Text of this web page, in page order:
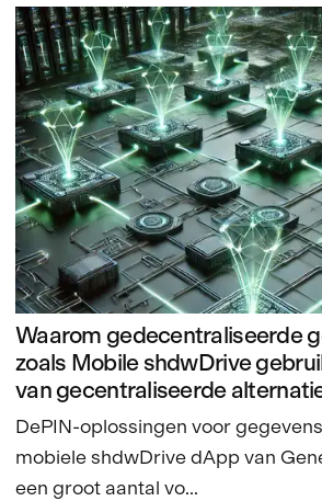
Waarom gedecentraliseerde
zoals Mobile shdwDrive
van gecentraliseerde
DePIN-oplossingen voor
mobiele shdwDrive dApp van
een groot aantal vo...